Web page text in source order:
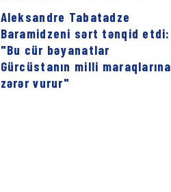
Aleksandre Tabatadze
Baramidzeni sərt tənqid etdi:
"Bu cür bəyanatlar
Gürcüstanın milli maraqlarına
zərər vurur"